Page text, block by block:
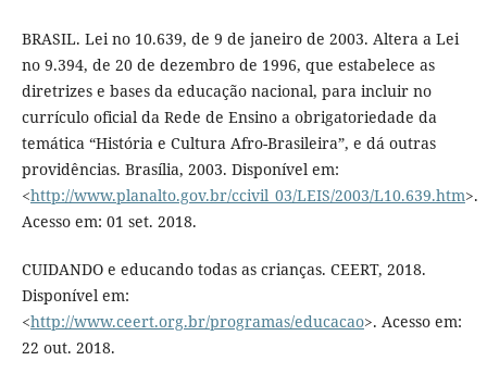
BRASIL. Lei no 10.639, de 9 de janeiro de 2003. Altera a Lei
no 9.394, de 20 de dezembro de 1996, que estabelece as
diretrizes e bases da educação nacional, para incluir no
currículo oficial da Rede de Ensino a obrigatoriedade da
temática “História e Cultura Afro-Brasileira”, e dá outras
providências. Brasília, 2003. Disponível em:
<http://www.planalto.gov.br/ccivil_03/LEIS/2003/L10.639.htm>.
Acesso em: 01 set. 2018.
CUIDANDO e educando todas as crianças. CEERT, 2018.
Disponível em:
<http://www.ceert.org.br/programas/educacao>. Acesso em:
22 out. 2018.